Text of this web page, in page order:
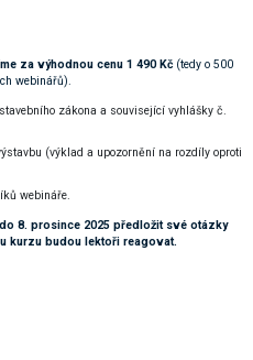
za výhodnou cenu 1 490 Kč (tedy o 500
webinářů).
zákona a související vyhlášky č.
(výklad a upozornění na rozdíly oproti
webináře.
8. prosince 2025 předložit své otázky
kurzu budou lektoři reagovat.